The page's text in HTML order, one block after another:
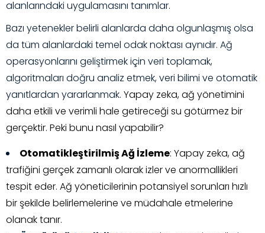
alanlarındaki uygulamasını tanımlar.
Bazı yetenekler belirli alanlarda daha olgunlaşmış olsa
da tüm alanlardaki temel odak noktası aynıdır. Ağ
operasyonlarını geliştirmek için veri toplamak,
algoritmaları doğru analiz etmek, veri bilimi ve otomatik
yanıtlardan yararlanmak. Yapay zeka, ağ yönetimini
daha etkili ve verimli hale getireceği su götürmez bir
gerçektir. Peki bunu nasıl yapabilir?
Otomatikleştirilmiş Ağ İzleme: Yapay zeka, ağ
trafiğini gerçek zamanlı olarak izler ve anormallikleri
tespit eder. Ağ yöneticilerinin potansiyel sorunları hızlı
bir şekilde belirlemelerine ve müdahale etmelerine
olanak tanır.